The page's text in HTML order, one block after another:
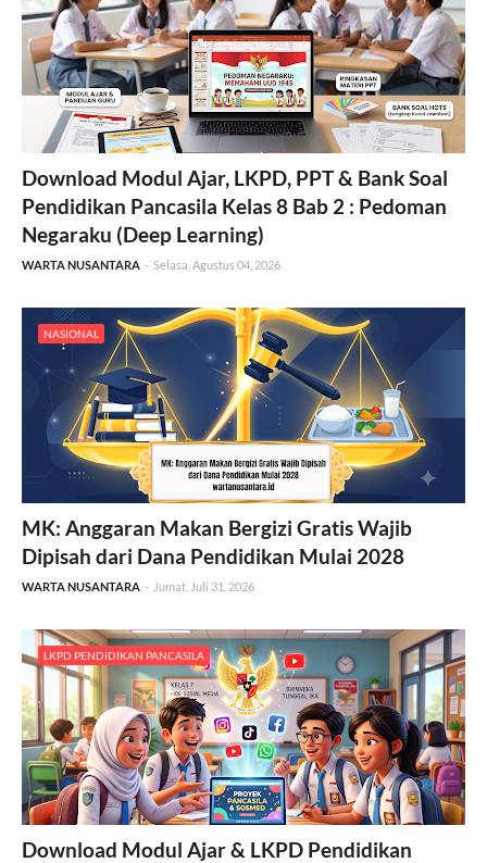
Download Modul Ajar, LKPD, PPT & Bank Soal
Pendidikan Pancasila Kelas 8 Bab 2 : Pedoman
Negaraku (Deep Learning)
WARTA NUSANTARA - Selasa, Agustus 04, 2026
NASIONAL
MK: Anggaran Makan Bergizi Gratis Wajib
Dipisah dari Dana Pendidikan Mulai 2028
WARTA NUSANTARA - Jumat, Juli 31, 2026
LKPD PENDIDIKAN PANCASILA
Download Modul Ajar & LKPD Pendidikan